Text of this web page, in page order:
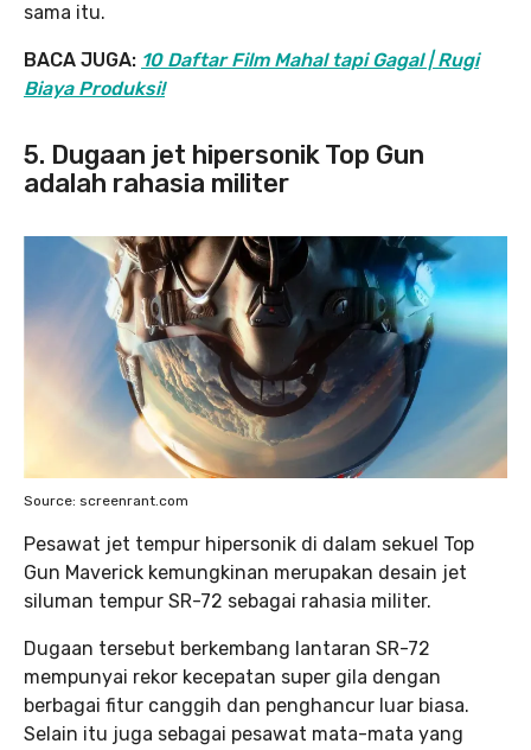
sama itu.
BACA JUGA: 10 Daftar Film Mahal tapi Gagal | Rugi
Biaya Produksi!
5. Dugaan jet hipersonik Top Gun
adalah rahasia militer
Source: screenrant.com
Pesawat jet tempur hipersonik di dalam sekuel Top
Gun Maverick kemungkinan merupakan desain jet
siluman tempur SR-72 sebagai rahasia militer.
Dugaan tersebut berkembang lantaran SR-72
mempunyai rekor kecepatan super gila dengan
berbagai fitur canggih dan penghancur luar biasa.
Selain itu juga sebagai pesawat mata-mata yang